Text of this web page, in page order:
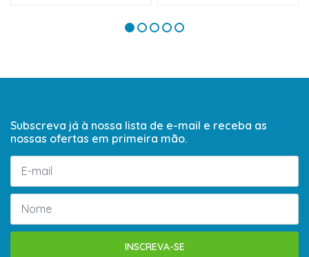
Subscreva já à nossa lista de e-mail e receba as
nossas ofertas em primeira mão.
INSCREVA-SE